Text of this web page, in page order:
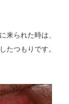
来られた時は、
たつもりです。